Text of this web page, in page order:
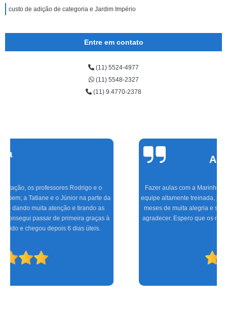
custo de adição de categoria e Jardim Império
Entre em contato
(11) 5524-4977
(11) 5548-2327
(11) 9.4770-2378
Fazer aulas com a Marinho foi a melhor experiência que tive, com uma
equipe altamente treinada, profissionais de excelente gabarito, foram seis
meses de muita alegria e sucesso do CFC às aulas práticas, só tenho a
agradecer. Espero que os novos condutores tenham a mesma satisfação